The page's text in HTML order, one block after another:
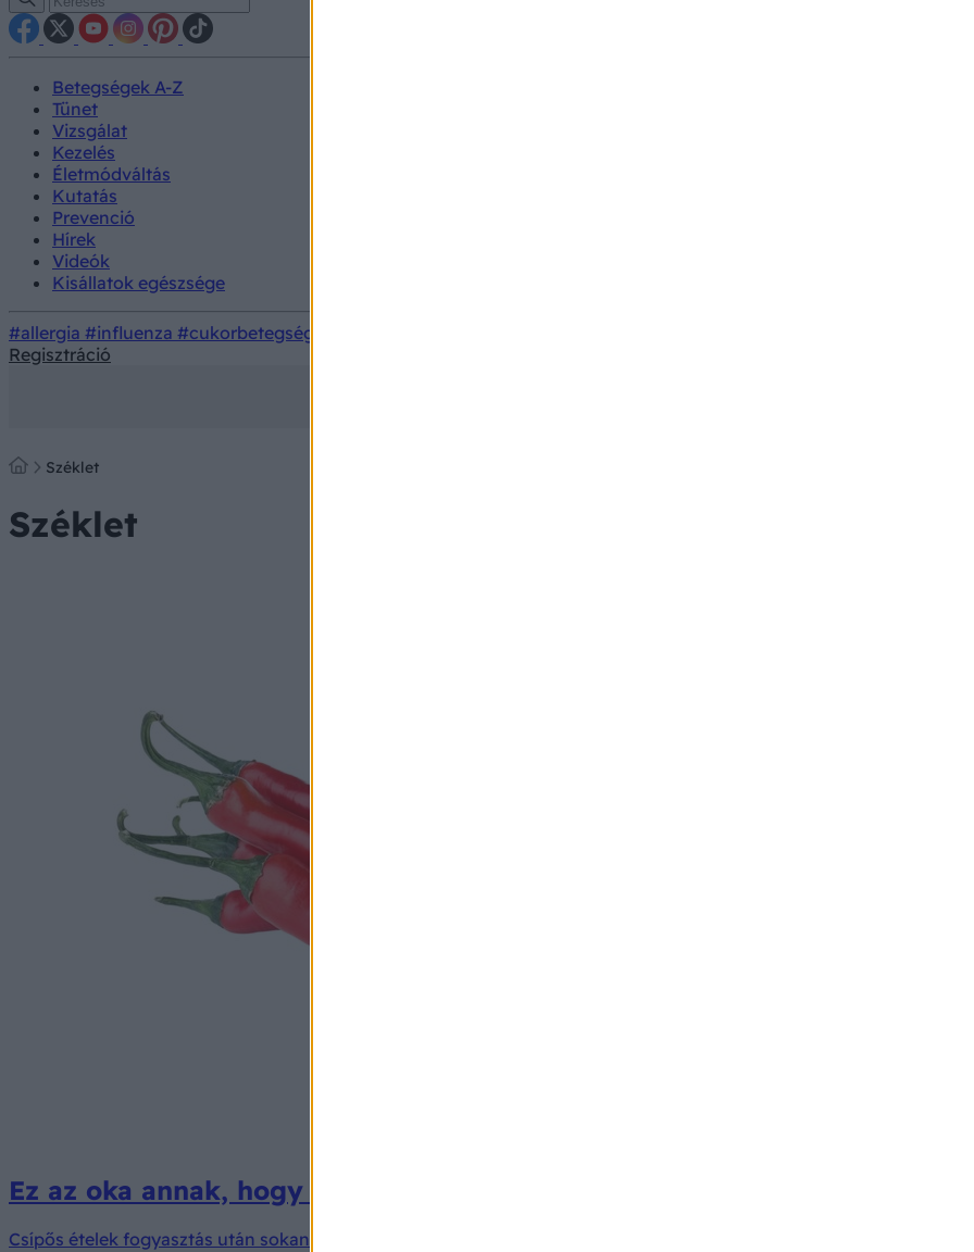
Betegségek A-Z
Tünet
Vizsgálat
Kezelés
Életmódváltás
Kutatás
Prevenció
Hírek
Videók
Kisállatok egészsége
#allergia #influenza #cukorbetegség
Regisztráció
Széklet
Széklet
Ez az oka annak, hogy az erős ételek kétszer csípnek
Csípős ételek fogyasztás után sokan tapasztalhatják, hogy a széklet égő érzés kíséretében távozik. Tudja meg, hogy